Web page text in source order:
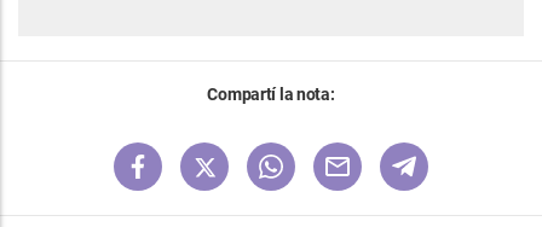
Compartí la nota: